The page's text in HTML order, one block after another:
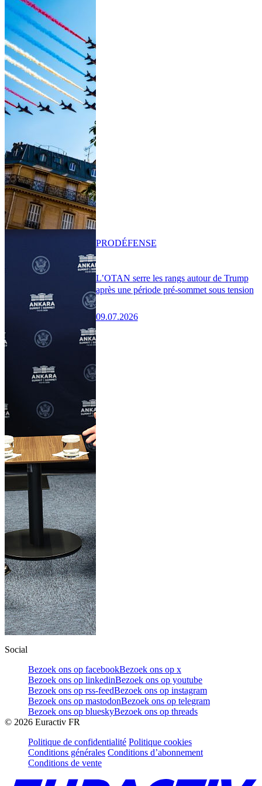
L’OTAN serre les rangs autour de Trump
après une période pré-sommet sous tension
09.07.2026
PRODÉFENSE
Social
Bezoek ons op facebookBezoek ons op x
Bezoek ons op linkedinBezoek ons op youtube
Bezoek ons op rss-feedBezoek ons op instagram
Bezoek ons op mastodonBezoek ons op telegram
Bezoek ons op blueskyBezoek ons op threads
© 2026 Euractiv FR
Politique de confidentialité Politique cookies
Conditions générales Conditions d’abonnement
Conditions de vente